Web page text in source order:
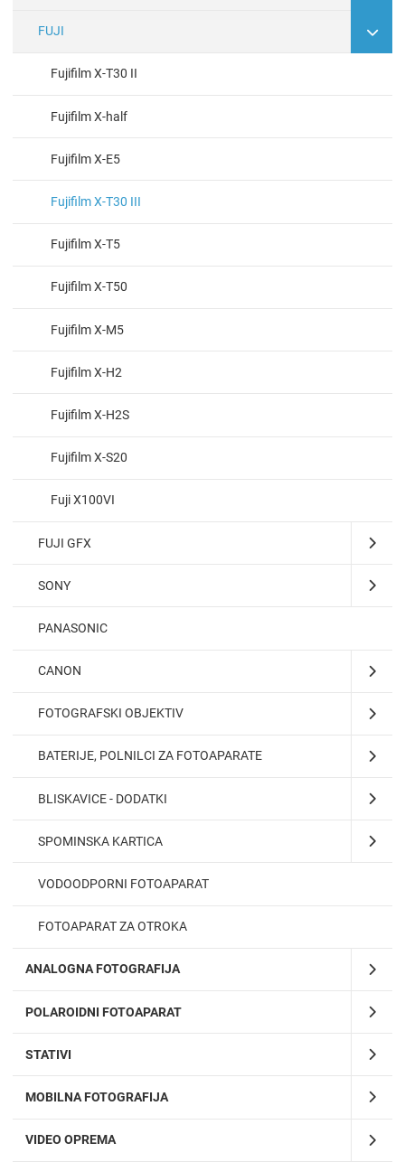
FUJI
Fujifilm X-T30 II
Fujifilm X-half
Fujifilm X-E5
Fujifilm X-T30 III
Fujifilm X-T5
Fujifilm X-T50
Fujifilm X-M5
Fujifilm X-H2
Fujifilm X-H2S
Fujifilm X-S20
Fuji X100VI
FUJI GFX
SONY
PANASONIC
CANON
FOTOGRAFSKI OBJEKTIV
BATERIJE, POLNILCI ZA FOTOAPARATE
BLISKAVICE - DODATKI
SPOMINSKA KARTICA
VODOODPORNI FOTOAPARAT
FOTOAPARAT ZA OTROKA
ANALOGNA FOTOGRAFIJA
POLAROIDNI FOTOAPARAT
STATIVI
MOBILNA FOTOGRAFIJA
VIDEO OPREMA